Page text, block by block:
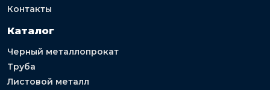
Контакты
Каталог
Черный металлопрокат
Труба
Листовой металл